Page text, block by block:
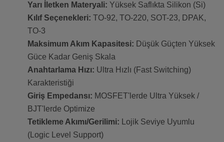
Yarı İletken Materyali: Yüksek Saflıkta Silikon (Si)
Kılıf Seçenekleri: TO-92, TO-220, SOT-23, DPAK,
TO-3
Maksimum Akım Kapasitesi: Düşük Güçten Yüksek
Güce Kadar Geniş Skala
Anahtarlama Hızı: Ultra Hızlı (Fast Switching)
Karakteristiği
Giriş Empedansı: MOSFET'lerde Ultra Yüksek /
BJT'lerde Optimize
Tetikleme Akımı/Gerilimi: Lojik Seviye Uyumlu
(Logic Level Support)